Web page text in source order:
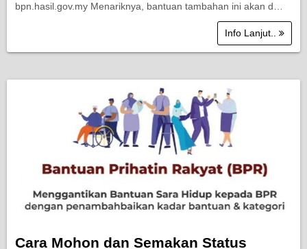
bpn.hasil.gov.my Menariknya, bantuan tambahan ini akan d…
Info Lanjut..
Cara Mohon dan Semakan Status